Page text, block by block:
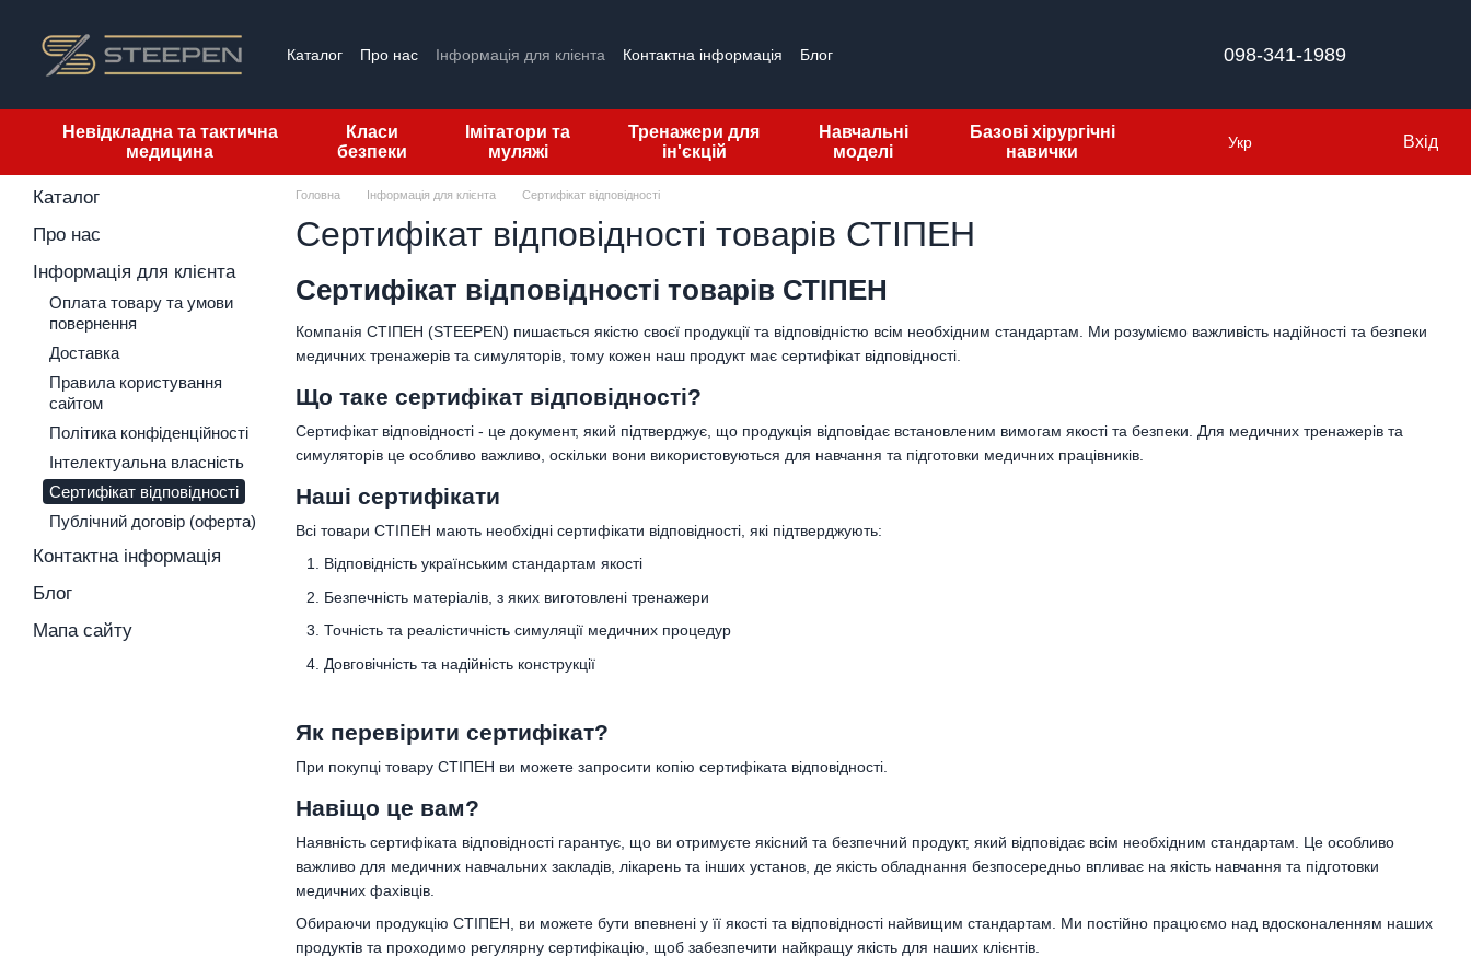
Каталог Про нас Інформація для клієнта Контактна інформація Блог 098-341-1989
Невідкладна та тактична
медицина
Класи
безпеки
Імітатори та
муляжі
Тренажери для
ін'єкцій
Навчальні
моделі
Базові хірургічні
навички
Укр Вхід
Головна Інформація для клієнта Сертифікат відповідності
Сертифікат відповідності товарів СТІПЕН
Сертифікат відповідності товарів СТІПЕН
Компанія СТІПЕН (STEEPEN) пишається якістю своєї продукції та відповідністю всім необхідним стандартам. Ми розуміємо важливість надійності та безпеки
медичних тренажерів та симуляторів, тому кожен наш продукт має сертифікат відповідності.
Що таке сертифікат відповідності?
Сертифікат відповідності - це документ, який підтверджує, що продукція відповідає встановленим вимогам якості та безпеки. Для медичних тренажерів та
симуляторів це особливо важливо, оскільки вони використовуються для навчання та підготовки медичних працівників.
Наші сертифікати
Всі товари СТІПЕН мають необхідні сертифікати відповідності, які підтверджують:
Відповідність українським стандартам якості
Безпечність матеріалів, з яких виготовлені тренажери
Точність та реалістичність симуляції медичних процедур
Довговічність та надійність конструкції
Як перевірити сертифікат?
При покупці товару СТІПЕН ви можете запросити копію сертифіката відповідності.
Навіщо це вам?
Наявність сертифіката відповідності гарантує, що ви отримуєте якісний та безпечний продукт, який відповідає всім необхідним стандартам. Це особливо
важливо для медичних навчальних закладів, лікарень та інших установ, де якість обладнання безпосередньо впливає на якість навчання та підготовки
медичних фахівців.
Обираючи продукцію СТІПЕН, ви можете бути впевнені у її якості та відповідності найвищим стандартам. Ми постійно працюємо над вдосконаленням наших
продуктів та проходимо регулярну сертифікацію, щоб забезпечити найкращу якість для наших клієнтів.
Каталог
Про нас
Інформація для клієнта
Оплата товару та умови
повернення
Доставка
Правила користування
сайтом
Політика конфіденційності
Інтелектуальна власність
Сертифікат відповідності
Публічний договір (оферта)
Контактна інформація
Блог
Мапа сайту